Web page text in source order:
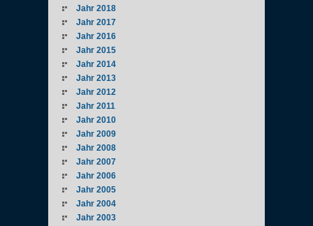
Jahr 2018
Jahr 2017
Jahr 2016
Jahr 2015
Jahr 2014
Jahr 2013
Jahr 2012
Jahr 2011
Jahr 2010
Jahr 2009
Jahr 2008
Jahr 2007
Jahr 2006
Jahr 2005
Jahr 2004
Jahr 2003